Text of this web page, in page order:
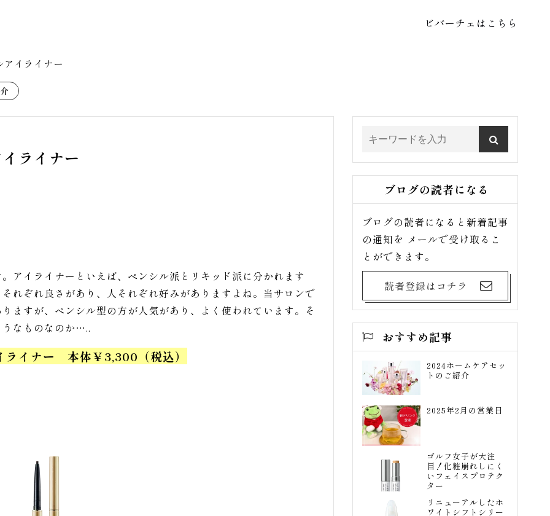
ビバーチェはこちら
イライナー
ライナー
アイライナーといえば、ペンシル派とリキッド派に分かれます
れぞれ良さがあり、人それぞれ好みがありますよね。当サロンで
ますが、ペンシル型の方が人気があり、よく使われています。そ
なものなのか…..
イナー 本体￥3,300（税込）
ブログの読者になる
ブログの読者になると新着記事
の通知を メールで受け取るこ
とができます。
読者登録はコチラ
おすすめ記事
2024ホームケアセッ
トのご紹介
2025年2月の営業日
ゴルフ女子が大注
目！化粧崩れしにく
いフェイスプロテク
ター
リニューアルしたホ
ワイトシフトシリー